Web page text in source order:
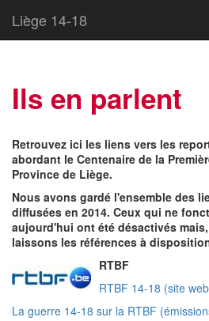
Liège 14-18
Ils en parlent
Retrouvez ici les liens vers les
abordant le Centenaire de la
Province de Liège.
Nous avons gardé l'ensemble des
diffusées en 2014. Ceux qui ne
aujourd'hui ont été désactivés
laissons les références à
RTBF
RTBF 14-18 (site
La guerre 14-18 sur la RTBF